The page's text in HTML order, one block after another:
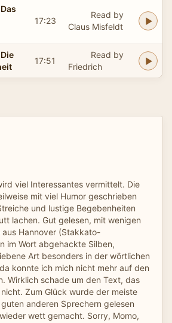
17:23
Read by
Claus Misfeldt
17:51
Read by
Friedrich
viel Interessantes vermittelt. Die
mit viel Humor geschrieben
und lustige Begebenheiten
lachen. Gut gelesen, mit wenigen
aus Hannover (Stakkato-
im Wort abgehackte Silben,
Art besonders in der wörtlichen
konnte ich mich nicht mehr auf den
Wirklich schade um den Text, das
Zum Glück wurde der meiste
anderen Sprechern gelesen
wett gemacht. Sorry, Momo,